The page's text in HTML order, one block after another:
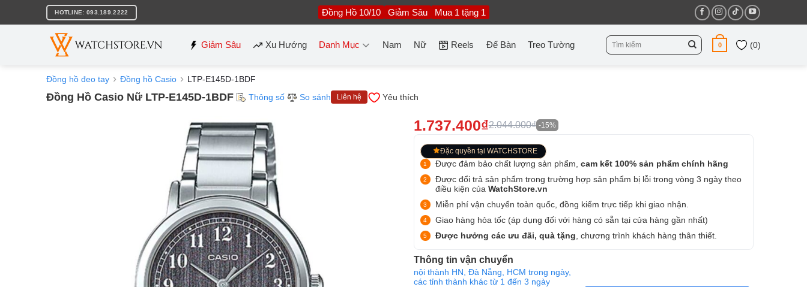
nội
HOTLINE: 093.189.2222 Đồng Hồ 10/10 Giảm Sâu Mua 1 tặng 1
Giảm Sâu Xu Hướng Danh Mục Nam Nữ Reels Để Bàn Treo Tường
Tìm
kiếm:
0 (0)
Đồng hồ đeo tay Đồng hồ Casio LTP-E145D-1BDF
Đồng Hồ Casio Nữ LTP-E145D-1BDF Thông số So sánh Liên hệ Yêu thích
1.737.400₫2.044.000₫ -15%
Đặc quyền tại WATCHSTORE
Được đảm bảo chất lượng sản phẩm, cam kết 100% sản phẩm chính hãng
Được đổi trả sản phẩm trong trường hợp sản phẩm bị lỗi trong vòng 3 ngày theo
điều kiện của WatchStore.vn
Miễn phí vận chuyển toàn quốc, đồng kiểm trực tiếp khi giao nhận.
Giao hàng hỏa tốc (áp dụng đối với hàng có sẵn tại cửa hàng gần nhất)
Được hưởng các ưu đãi, quà tặng , chương trình khách hàng thân thiết.
Thông tin vận chuyển
nội thành HN, Đà Nẵng, HCM trong ngày,
các tỉnh thành khác từ 1 đến 3 ngày